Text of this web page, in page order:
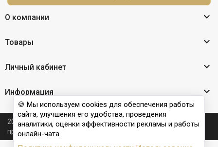
О компании 
Товары 
Личный кабинет 
Информация 
2026 © Nail Club professional - официальный сайт
производителя бренда для наращивания ногтей
🍪 Мы используем cookies для обеспечения работы
сайта, улучшения его удобства, проведения
аналитики, оценки эффективности рекламы и работы
онлайн-чата.